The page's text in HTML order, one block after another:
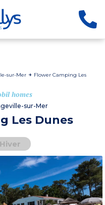
sur-Mer
Flower Camping Les
homes
sur-Mer
Les Dunes
Hiver